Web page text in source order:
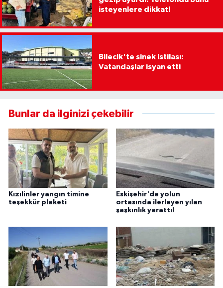
isteyenlere dikkat!
Bilecik'te sinek istilası:
Vatandaşlar isyan etti
Bunlar da ilginizi çekebilir
Kızılinler yangın timine
teşekkür plaketi
Eskişehir'de yolun
ortasında ilerleyen yılan
şaşkınlık yarattı!